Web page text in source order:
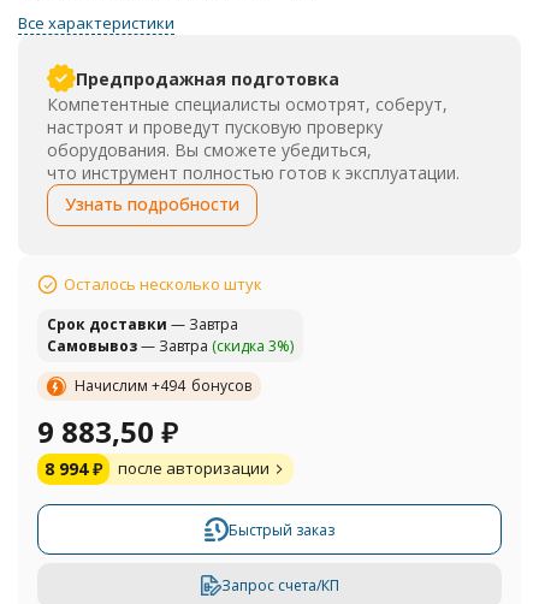
Все характеристики
Предпродажная подготовка
Компетентные специалисты осмотрят, соберут,
настроят и проведут пусковую проверку
оборудования. Вы сможете убедиться,
что инструмент полностью готов к эксплуатации.
Узнать подробности
Осталось несколько штук
Cрок доставки — Завтра
Самовывоз— Завтра (скидка 3%)
Начислим +494 бонусов
9 883,50 ₽
8 994₽ после авторизации
Быстрый заказ
Запрос счета/КП